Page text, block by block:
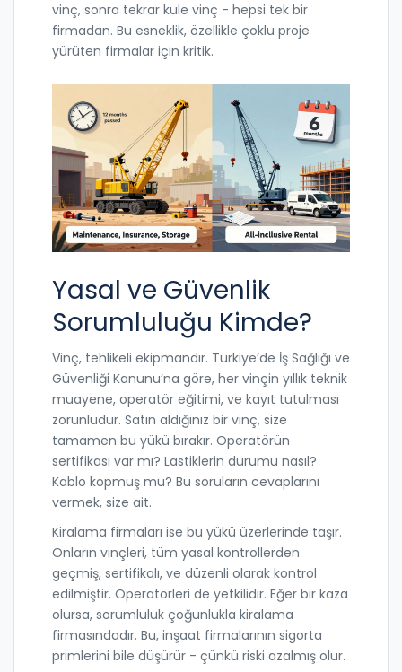
vinç, sonra tekrar kule vinç - hepsi tek bir
firmadan. Bu esneklik, özellikle çoklu proje
yürüten firmalar için kritik.
Yasal ve Güvenlik
Sorumluluğu Kimde?
Vinç, tehlikeli ekipmandır. Türkiye’de İş Sağlığı ve
Güvenliği Kanunu’na göre, her vinçin yıllık teknik
muayene, operatör eğitimi, ve kayıt tutulması
zorunludur. Satın aldığınız bir vinç, size
tamamen bu yükü bırakır. Operatörün
sertifikası var mı? Lastiklerin durumu nasıl?
Kablo kopmuş mu? Bu soruların cevaplarını
vermek, size ait.
Kiralama firmaları ise bu yükü üzerlerinde taşır.
Onların vinçleri, tüm yasal kontrollerden
geçmiş, sertifikalı, ve düzenli olarak kontrol
edilmiştir. Operatörleri de yetkilidir. Eğer bir kaza
olursa, sorumluluk çoğunlukla kiralama
firmasındadır. Bu, inşaat firmalarının sigorta
primlerini bile düşürür - çünkü riski azalmış olur.